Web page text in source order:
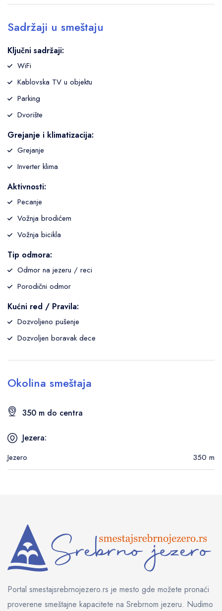
Sadržaji u smeštaju
Ključni sadržaji:
WiFi
Kablovska TV u objektu
Parking
Dvorište
Grejanje i klimatizacija:
Grejanje
Inverter klima
Aktivnosti:
Pecanje
Vožnja brodićem
Vožnja bicikla
Tip odmora:
Odmor na jezeru / reci
Porodični odmor
Kućni red / Pravila:
Dozvoljeno pušenje
Dozvoljen boravak dece
Okolina smeštaja
350 m do centra
Jezera:
Jezero 350 m
Portal smestajsrebrnojezero.rs je mesto gde možete pronaći
proverene smeštajne kapacitete na Srebrnom jezeru. Nudimo